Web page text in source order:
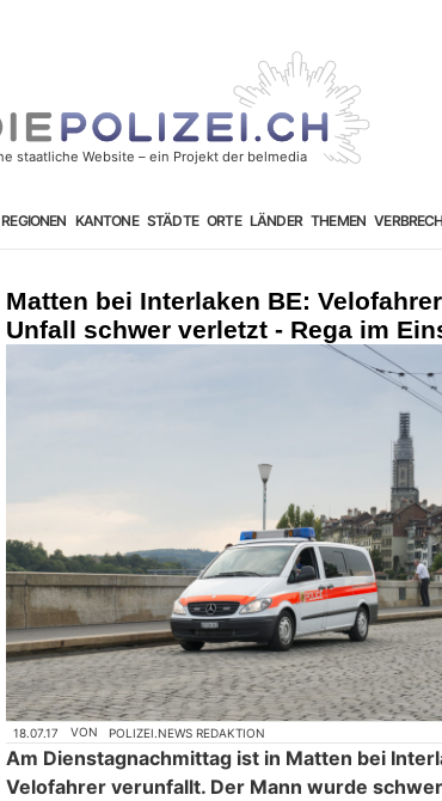
REGIONEN KANTONE STÄDTE ORTE LÄNDER THEMEN
Matten bei Interlaken BE:
Unfall schwer verletzt - Rega im
18.07.17 VON POLIZEI.NEWS REDAKTION
Am Dienstagnachmittag ist in Matten bei
Velofahrer verunfallt. Der Mann wurde